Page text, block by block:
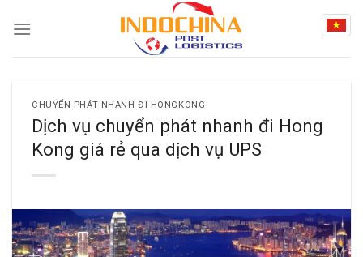
CHUYỂN PHÁT NHANH ĐI HONGKONG
Dịch vụ chuyển phát nhanh đi Hong
Kong giá rẻ qua dịch vụ UPS